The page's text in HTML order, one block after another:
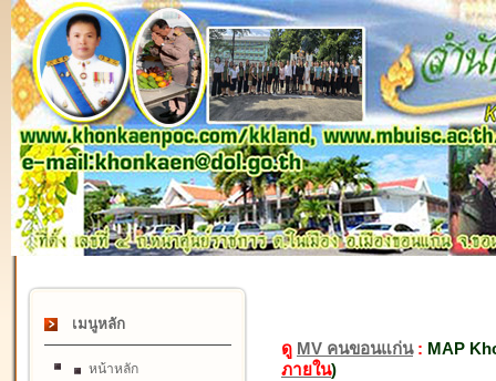
เมนูหลัก
หน้าหลัก
ดู MV คนขอนแก่น: MAP
ภายใน)